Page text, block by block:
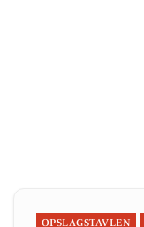
OPSLAGSTAVLEN